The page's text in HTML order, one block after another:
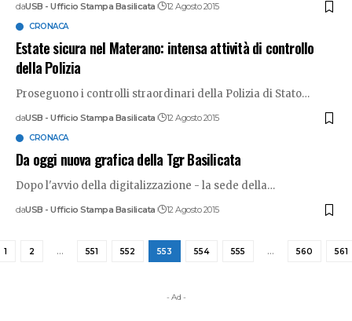
daUSB - Ufficio Stampa Basilicata 12 Agosto 2015
CRONACA
Estate sicura nel Materano: intensa attività di controllo
della Polizia
Proseguono i controlli straordinari della Polizia di Stato…
daUSB - Ufficio Stampa Basilicata 12 Agosto 2015
CRONACA
Da oggi nuova grafica della Tgr Basilicata
Dopo l'avvio della digitalizzazione - la sede della…
daUSB - Ufficio Stampa Basilicata 12 Agosto 2015
1 2 … 551 552 553 554 555 … 560 561
- Ad -